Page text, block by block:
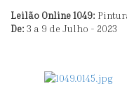
Leilão Online 1049:
De: 3 a 9 de Julho - 2023